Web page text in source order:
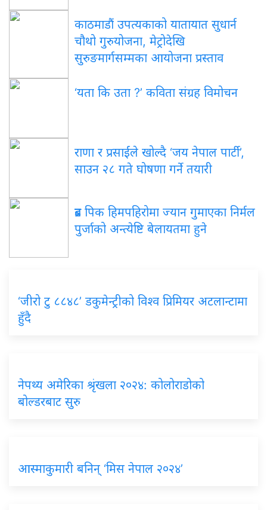
काठमाडौं उपत्यकाको यातायात सुधार्न
चौथो गुरुयोजना, मेट्रोदेखि
सुरुङमार्गसम्मका आयोजना प्रस्ताव
‘यता कि उता ?’ कविता संग्रह विमोचन
राणा र प्रसाईंले खोल्दै ‘जय नेपाल पार्टी’,
साउन २८ गते घोषणा गर्ने तयारी
ब्रड पिक हिमपहिरोमा ज्यान गुमाएका निर्मल
पुर्जाको अन्त्येष्टि बेलायतमा हुने
‘जीरो टु ८८४८’ डकुमेन्ट्रीको विश्व प्रिमियर अटलान्टामा
हुँदै
नेपथ्य अमेरिका श्रृंखला २०२४: कोलोराडोको
बोल्डरबाट सुरु
आस्माकुमारी बनिन् ‘मिस नेपाल २०२४’